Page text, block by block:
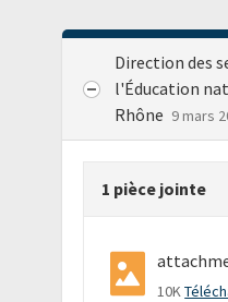
Direction des
l'Éducation
Rhône 9 mars
1 pièce jointe
10K